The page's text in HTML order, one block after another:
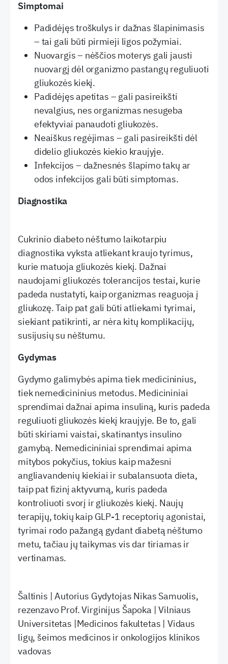
Simptomai
Padidėjęs troškulys ir dažnas šlapinimasis
– tai gali būti pirmieji ligos požymiai.
Nuovargis – nėščios moterys gali jausti
nuovargį dėl organizmo pastangų reguliuoti
gliukozės kiekį.
Padidėjęs apetitas – gali pasireikšti
nevalgius, nes organizmas nesugeba
efektyviai panaudoti gliukozės.
Neaiškus regėjimas – gali pasireikšti dėl
didelio gliukozės kiekio kraujyje.
Infekcijos – dažnesnės šlapimo takų ar
odos infekcijos gali būti simptomas.
Diagnostika
Cukrinio diabeto nėštumo laikotarpiu
diagnostika vyksta atliekant kraujo tyrimus,
kurie matuoja gliukozės kiekį. Dažnai
naudojami gliukozės tolerancijos testai, kurie
padeda nustatyti, kaip organizmas reaguoja į
gliukozę. Taip pat gali būti atliekami tyrimai,
siekiant patikrinti, ar nėra kitų komplikacijų,
susijusių su nėštumu.
Gydymas
Gydymo galimybės apima tiek medicininius,
tiek nemedicininius metodus. Medicininiai
sprendimai dažnai apima insuliną, kuris padeda
reguliuoti gliukozės kiekį kraujyje. Be to, gali
būti skiriami vaistai, skatinantys insulino
gamybą. Nemedicininiai sprendimai apima
mitybos pokyčius, tokius kaip mažesni
angliavandenių kiekiai ir subalansuota dieta,
taip pat fizinį aktyvumą, kuris padeda
kontroliuoti svorį ir gliukozės kiekį. Naujų
terapijų, tokių kaip GLP-1 receptorių agonistai,
tyrimai rodo pažangą gydant diabetą nėštumo
metu, tačiau jų taikymas vis dar tiriamas ir
vertinamas.
Šaltinis | Autorius Gydytojas Nikas Samuolis,
rezenzavo Prof. Virginijus Šapoka | Vilniaus
Universitetas |Medicinos fakultetas | Vidaus
ligų, šeimos medicinos ir onkologijos klinikos
vadovas